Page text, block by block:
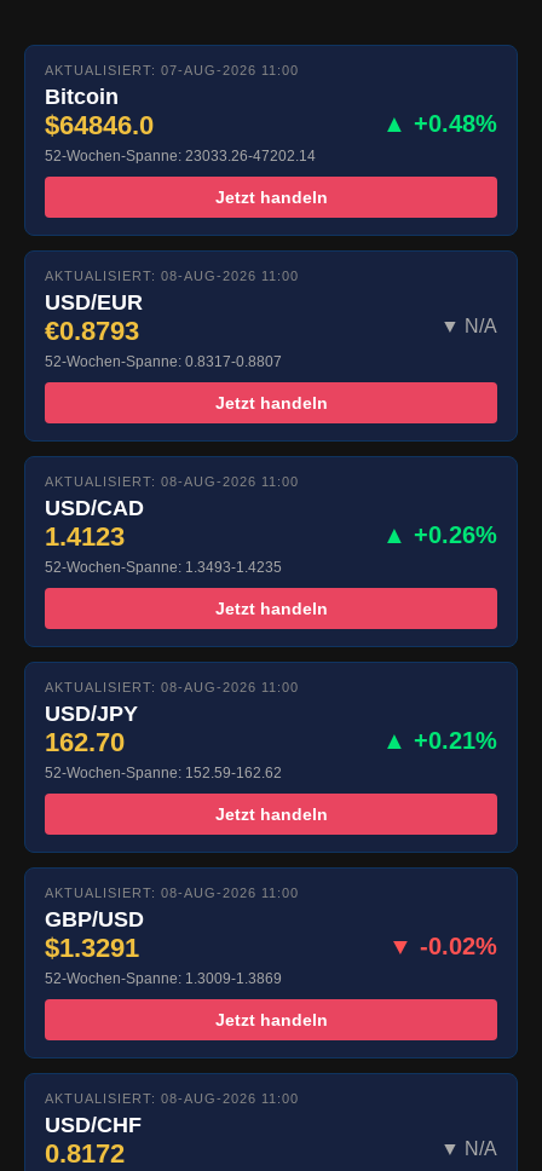
AKTUALISIERT: 07-AUG-2026 11:00
Bitcoin
$64846.0 ▲ +0.48%
52-Wochen-Spanne: 23033.26-47202.14
Jetzt handeln
AKTUALISIERT: 08-AUG-2026 11:00
USD/EUR
€0.8793 ▼ N/A
52-Wochen-Spanne: 0.8317-0.8807
Jetzt handeln
AKTUALISIERT: 08-AUG-2026 11:00
USD/CAD
1.4123 ▲ +0.26%
52-Wochen-Spanne: 1.3493-1.4235
Jetzt handeln
AKTUALISIERT: 08-AUG-2026 11:00
USD/JPY
162.70 ▲ +0.21%
52-Wochen-Spanne: 152.59-162.62
Jetzt handeln
AKTUALISIERT: 08-AUG-2026 11:00
GBP/USD
$1.3291 ▼ -0.02%
52-Wochen-Spanne: 1.3009-1.3869
Jetzt handeln
AKTUALISIERT: 08-AUG-2026 11:00
USD/CHF
0.8172 ▼ N/A